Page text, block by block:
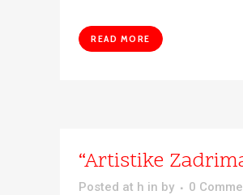
READ MORE
“Artistike
Posted at h in by
0